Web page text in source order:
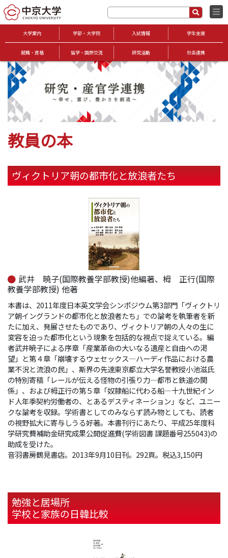
大学案内 学部・大学院 入試情報 学生支援
就職・資格 留学・国際交流 研究活動 社会連携
教員の本
ヴィクトリア朝の都市化と放浪者たち
武井 暁子(国際教養学部教授)他編著、栂 正行(国際
教養学部教授) 他著
本書は、2011年度日本英文学会シンポジウム第3部門「ヴィクトリ
ア朝イングランドの都市化と放浪者たち」での論考を執筆者を新
たに加え、発展させたものであり、ヴィクトリア朝の人々の生に
変容を迫った都市化という現象を包括的な視点で捉えている。編
者武井暁子による序章「産業革命の大いなる遺産と自由への渇
望」と第４章「崩壊するウェセックス―ハーディ作品における農
業不況と流浪の民」、斯界の先達東京都立大学名誉教授小池滋氏
の特別寄稿「レールが伝える怪物の引張り力―都市と鉄道の関
係」、および栂正行の第５章「奴隷船に代わる船―十九世紀イン
ド人年季契約労働者の、とあるデスティネーション」など、ユニー
クな論考を収録。学術書としてのみならず読み物としても、読者
の視野拡大に寄与しうる好著。本書刊行にあたり、平成25年度科
学研究費補助金研究成果公開促進費(学術図書 課題番号255043)の
助成を受けた。
音羽書房鶴見書店。2013年9月10日刊。292頁。税込3,150円
勉強と居場所
学校と家族の日韓比較